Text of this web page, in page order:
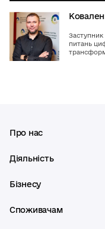
питань
Про нас
Діяльність
Бізнесу
Споживачам